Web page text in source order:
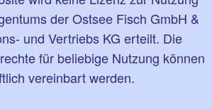
der Ostsee Fisch GmbH &
und Vertriebs KG erteilt. Die
für beliebige Nutzung können
vereinbart werden.